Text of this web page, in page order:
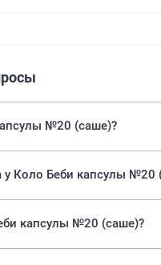
№20 (саше)?
у Коло Беби капсулы №20
капсулы №20 (саше)?